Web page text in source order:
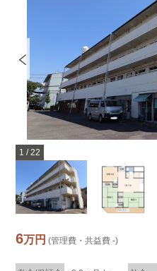
1 /22
6万円 (管理費・共益費 -)